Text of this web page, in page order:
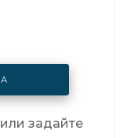
задайте